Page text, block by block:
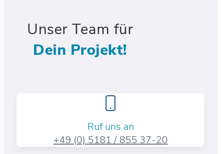
Unser Team für
Dein Projekt!
Ruf uns an
+49 (0) 5181 / 855 37-20​